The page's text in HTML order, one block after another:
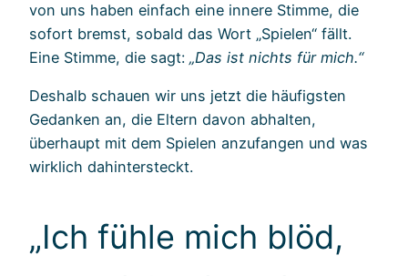
von uns haben einfach eine innere Stimme, die
sofort bremst, sobald das Wort „Spielen“ fällt.
Eine Stimme, die sagt: „Das ist nichts für mich.“
Deshalb schauen wir uns jetzt die häufigsten
Gedanken an, die Eltern davon abhalten,
überhaupt mit dem Spielen anzufangen und was
wirklich dahintersteckt.
„Ich fühle mich blöd,